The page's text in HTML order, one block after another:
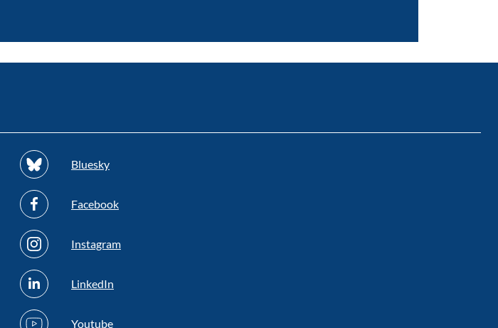
Bluesky
Facebook
Instagram
LinkedIn
Youtube